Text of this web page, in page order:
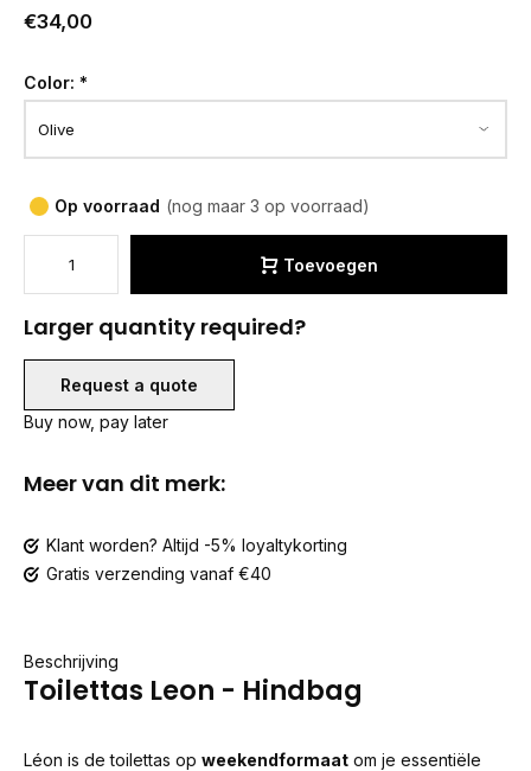
€34,00
Color: *
Op voorraad (nog maar 3 op voorraad)
Toevoegen
Larger quantity required?
Request a quote
Buy now, pay later
Meer van dit merk:
Klant worden? Altijd -5% loyaltykorting
Gratis verzending vanaf €40
Beschrijving
Toilettas Leon - Hindbag
Léon is de toilettas op weekendformaat om je essentiële